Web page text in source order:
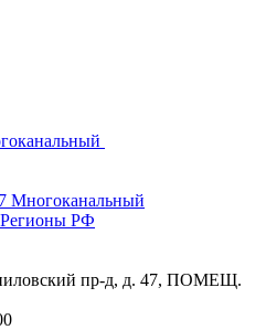
Многоканальный
Регионы РФ
пр-д, д. 47, ПОМЕЩ.